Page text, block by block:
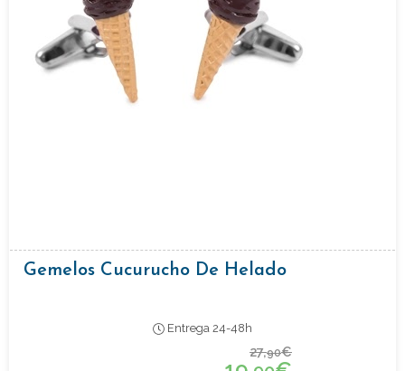
Gemelos Cucurucho De Helado
Entrega 24-48h
27,90€